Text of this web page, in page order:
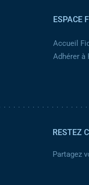
ESPACE
Accueil
Adhérer à
RESTEZ
Partagez